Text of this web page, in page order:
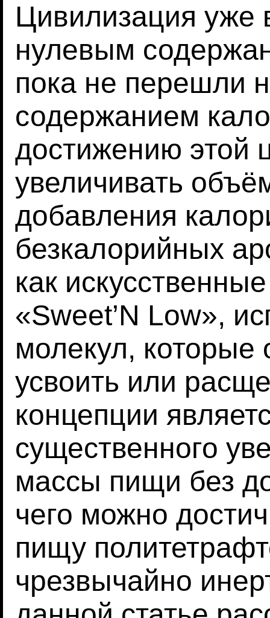
Цивилизация уже
нулевым
пока не перешли
содержанием
достижению этой
увеличивать
добавления
безкалорийных
как
«Sweet’N Low»,
молекул, которые
усвоить или
концепции
существенного
массы пищи без
чего можно
пищу
чрезвычайно